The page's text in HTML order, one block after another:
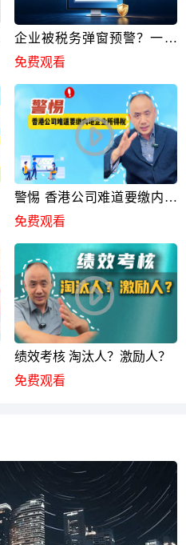
企业被税务弹窗预警？一招
彻底解决
免费观看
警惕 香港公司难道要缴内地
企业所得税
免费观看
绩效考核 淘汰人？激励人？
免费观看